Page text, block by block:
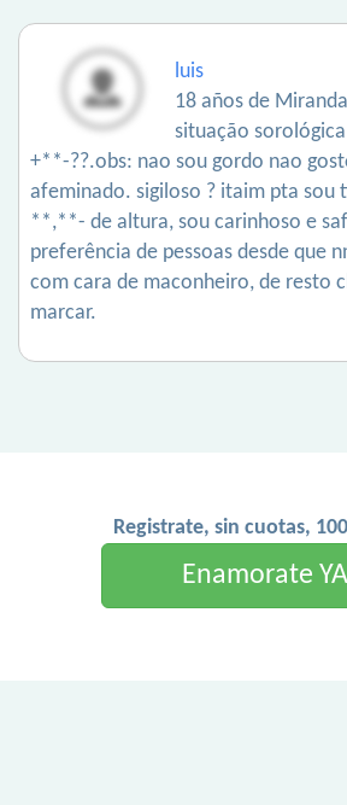
luis
18 años de
situação
+**-??.obs: nao sou gordo nao
afeminado. sigiloso ? itaim pta sou
**,**- de altura, sou carinhoso e
preferência de pessoas desde que
com cara de maconheiro, de resto
marcar.
Registrate, sin cuotas,
Enamorate